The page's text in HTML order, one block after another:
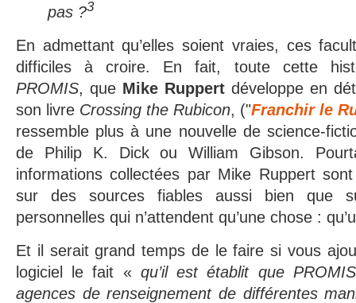
pas ?3
En admettant qu’elles soient vraies, ces
difficiles à croire. En fait, toute cette
PROMIS, que Mike Ruppert développe en
son livre Crossing the Rubicon, ("Franchir le
ressemble plus à une nouvelle de science-
de Philip K. Dick ou William Gibson.
informations collectées par Mike Ruppert
sur des sources fiables aussi bien que
personnelles qui n’attendent qu’une chose :
Et il serait grand temps de le faire si vous
logiciel le fait « qu’il est établit que
agences de renseignement de différentes